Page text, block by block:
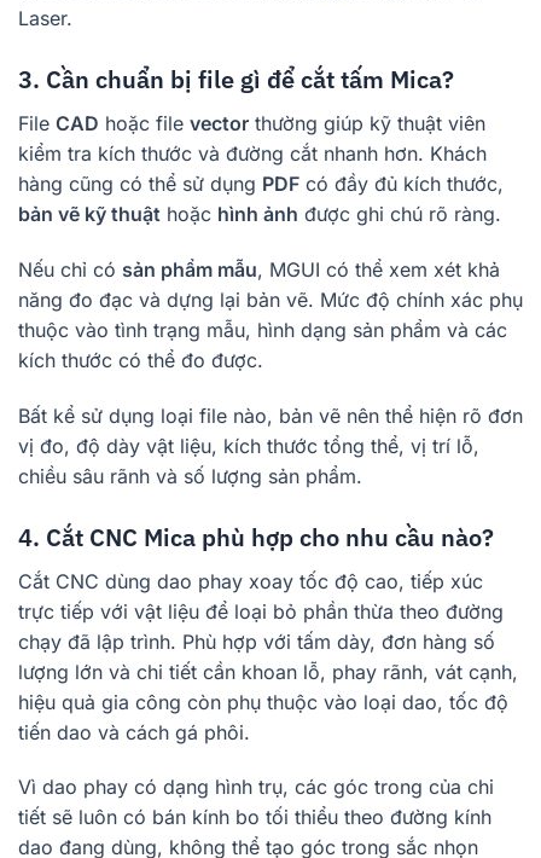
Laser.
3. Cần chuẩn bị file gì để cắt tấm Mica?
File CAD hoặc file vector thường giúp kỹ thuật viên
kiểm tra kích thước và đường cắt nhanh hơn. Khách
hàng cũng có thể sử dụng PDF có đầy đủ kích thước,
bản vẽ kỹ thuật hoặc hình ảnh được ghi chú rõ ràng.
Nếu chỉ có sản phẩm mẫu, MGUI có thể xem xét khả
năng đo đạc và dựng lại bản vẽ. Mức độ chính xác phụ
thuộc vào tình trạng mẫu, hình dạng sản phẩm và các
kích thước có thể đo được.
Bất kể sử dụng loại file nào, bản vẽ nên thể hiện rõ đơn
vị đo, độ dày vật liệu, kích thước tổng thể, vị trí lỗ,
chiều sâu rãnh và số lượng sản phẩm.
4. Cắt CNC Mica phù hợp cho nhu cầu nào?
Cắt CNC dùng dao phay xoay tốc độ cao, tiếp xúc
trực tiếp với vật liệu để loại bỏ phần thừa theo đường
chạy đã lập trình. Phù hợp với tấm dày, đơn hàng số
lượng lớn và chi tiết cần khoan lỗ, phay rãnh, vát cạnh,
hiệu quả gia công còn phụ thuộc vào loại dao, tốc độ
tiến dao và cách gá phôi.
Vì dao phay có dạng hình trụ, các góc trong của chi
tiết sẽ luôn có bán kính bo tối thiểu theo đường kính
dao đang dùng, không thể tạo góc trong sắc nhọn